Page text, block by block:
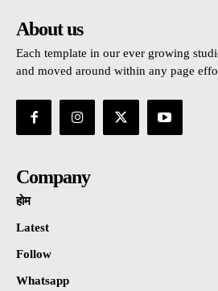
About us
Each template in our ever growing
and moved around within any page
Company
होम
Latest
Follow
Whatsapp